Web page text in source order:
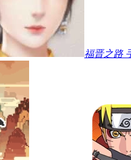
福晋之路